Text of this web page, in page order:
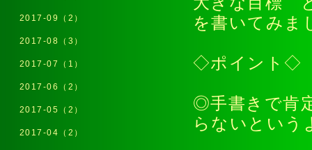
を書いてみま
◇ポイント◇
◎手書きで肯
らないという
2017-09（2）
2017-08（3）
2017-07（1）
2017-06（2）
2017-05（2）
2017-04（2）